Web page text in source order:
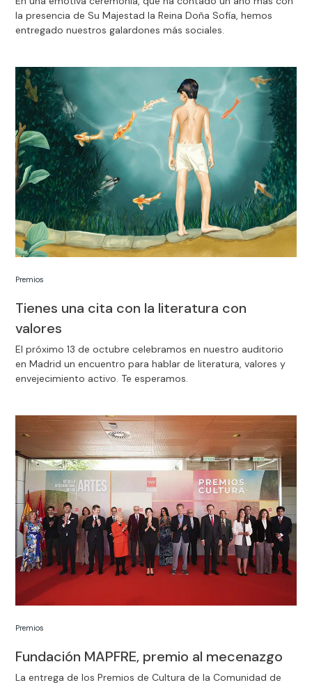
la presencia de Su Majestad la Reina Doña Sofía, hemos
entregado nuestros galardones más sociales.
Tienes una cita con la literatura con
valores
Premios
El próximo 13 de octubre celebramos en nuestro auditorio
en Madrid un encuentro para hablar de literatura, valores y
envejecimiento activo. Te esperamos.
Fundación MAPFRE, premio al mecenazgo
Premios
La entrega de los Premios de Cultura de la Comunidad de